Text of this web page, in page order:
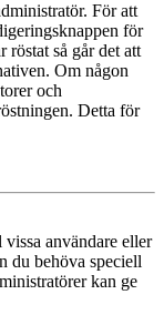
För att
för
röstat så går det att
Om någon
och
Detta för
användare eller
du behöva speciell
kan ge